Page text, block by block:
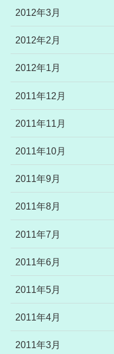
2012年3月
2012年2月
2012年1月
2011年12月
2011年11月
2011年10月
2011年9月
2011年8月
2011年7月
2011年6月
2011年5月
2011年4月
2011年3月